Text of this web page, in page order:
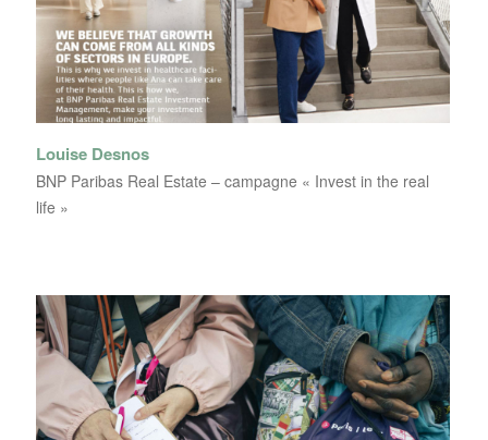
Louise Desnos
BNP Paribas Real Estate – campagne « Invest in the real
life »